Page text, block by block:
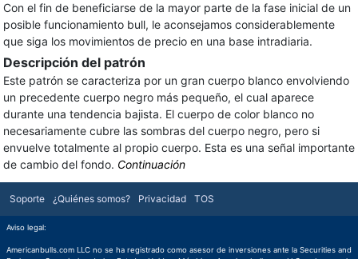
Con el fin de beneficiarse de la mayor parte de la fase inicial de un
posible funcionamiento bull, le aconsejamos considerablemente
que siga los movimientos de precio en una base intradiaria.
Descripción del patrón
Este patrón se caracteriza por un gran cuerpo blanco envolviendo
un precedente cuerpo negro más pequeño, el cual aparece
durante una tendencia bajista. El cuerpo de color blanco no
necesariamente cubre las sombras del cuerpo negro, pero si
envuelve totalmente al propio cuerpo. Esta es una señal importante
de cambio del fondo. Continuación
Soporte ¿Quiénes somos? Privacidad TOS
Aviso legal:
Americanbulls.com LLC no se ha registrado como asesor de inversiones ante la Securities and